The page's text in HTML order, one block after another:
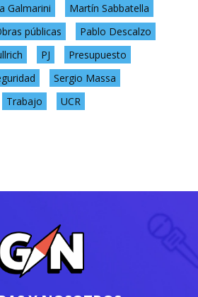
Galmarini
Martín Sabbatella
públicas
Pablo Descalzo
PJ
Presupuesto
Sergio Massa
Trabajo
UCR